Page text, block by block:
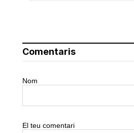
Comentaris
Nom
El teu comentari